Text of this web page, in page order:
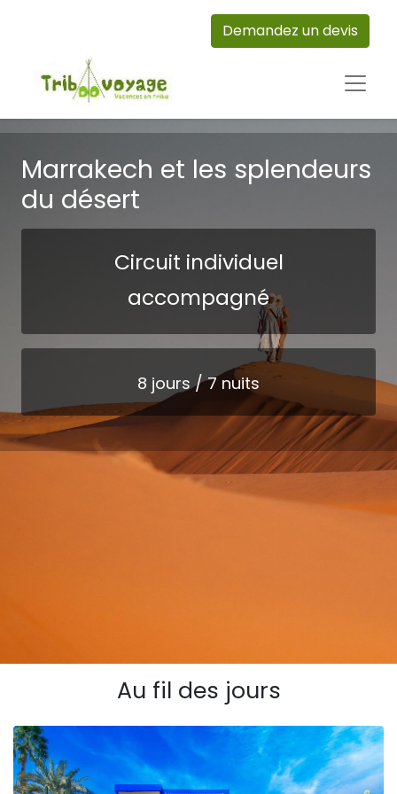
Demandez un devis
Marrakech et les splendeurs
du désert
Circuit individuel
accompagné
8 jours / 7 nuits
Au fil des jours